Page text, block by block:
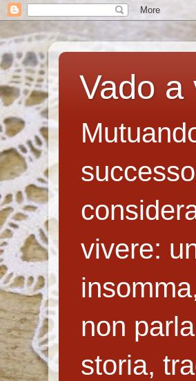
Vado a
vivere:
non
storia,